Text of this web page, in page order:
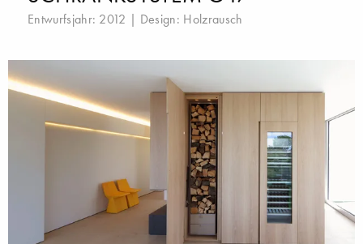
Entwurfsjahr: 2012 | Design: Holzrausch